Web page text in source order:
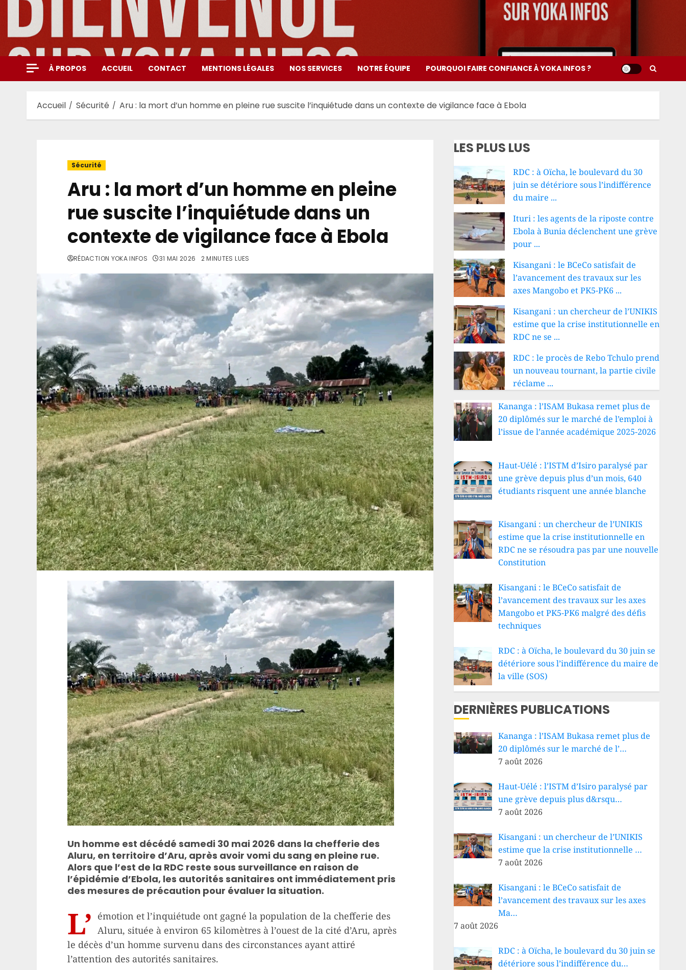
contenu
À PROPOS ACCUEIL CONTACT MENTIONS LÉGALES NOS SERVICES NOTRE ÉQUIPE POURQUOI FAIRE CONFIANCE À YOKA INFOS ?
Accueil Sécurité Aru : la mort d’un homme en pleine rue suscite l’inquiétude dans un contexte de vigilance face à Ebola
Sécurité
Aru : la mort d’un homme en pleine
rue suscite l’inquiétude dans un
contexte de vigilance face à Ebola
RÉDACTION YOKA INFOS 31 MAI 2026 2 MINUTES LUES
Un homme est décédé samedi 30 mai 2026 dans la chefferie des
Aluru, en territoire d’Aru, après avoir vomi du sang en pleine rue.
Alors que l’est de la RDC reste sous surveillance en raison de
l’épidémie d’Ebola, les autorités sanitaires ont immédiatement pris
des mesures de précaution pour évaluer la situation.
L’ émotion et l’inquiétude ont gagné la population de la chefferie des
Aluru, située à environ 65 kilomètres à l’ouest de la cité d’Aru, après
le décès d’un homme survenu dans des circonstances ayant attiré
l’attention des autorités sanitaires.
LES PLUS LUS
RDC : à Oïcha, le boulevard du 30
juin se détériore sous l’indifférence
du maire ...
Ituri : les agents de la riposte contre
Ebola à Bunia déclenchent une grève
pour ...
Kisangani : le BCeCo satisfait de
l’avancement des travaux sur les
axes Mangobo et PK5-PK6 ...
Kisangani : un chercheur de l’UNIKIS
estime que la crise institutionnelle en
RDC ne se ...
RDC : le procès de Rebo Tchulo prend
un nouveau tournant, la partie civile
réclame ...
Kananga : l’ISAM Bukasa remet plus de
20 diplômés sur le marché de l’emploi à
l’issue de l’année académique 2025-2026
Haut-Uélé : l’ISTM d’Isiro paralysé par
une grève depuis plus d’un mois, 640
étudiants risquent une année blanche
Kisangani : un chercheur de l’UNIKIS
estime que la crise institutionnelle en
RDC ne se résoudra pas par une nouvelle
Constitution
Kisangani : le BCeCo satisfait de
l’avancement des travaux sur les axes
Mangobo et PK5-PK6 malgré des défis
techniques
RDC : à Oïcha, le boulevard du 30 juin se
détériore sous l’indifférence du maire de
la ville (SOS)
DERNIÈRES PUBLICATIONS
Kananga : l’ISAM Bukasa remet plus de
20 diplômés sur le marché de l’…
7 août 2026
Haut-Uélé : l’ISTM d’Isiro paralysé par
une grève depuis plus d&rsqu…
7 août 2026
Kisangani : un chercheur de l’UNIKIS
estime que la crise institutionnelle …
7 août 2026
Kisangani : le BCeCo satisfait de
l’avancement des travaux sur les axes
Ma…
7 août 2026
RDC : à Oïcha, le boulevard du 30 juin se
détériore sous l’indifférence du…